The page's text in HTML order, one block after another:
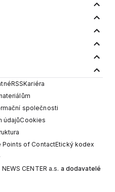
RSSKariéra
společnosti
údajůCookies
Points of ContactEtický kodex
CENTER a.s. a dodavatelé